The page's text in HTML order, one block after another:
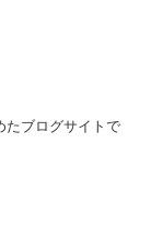
たブログサイトで